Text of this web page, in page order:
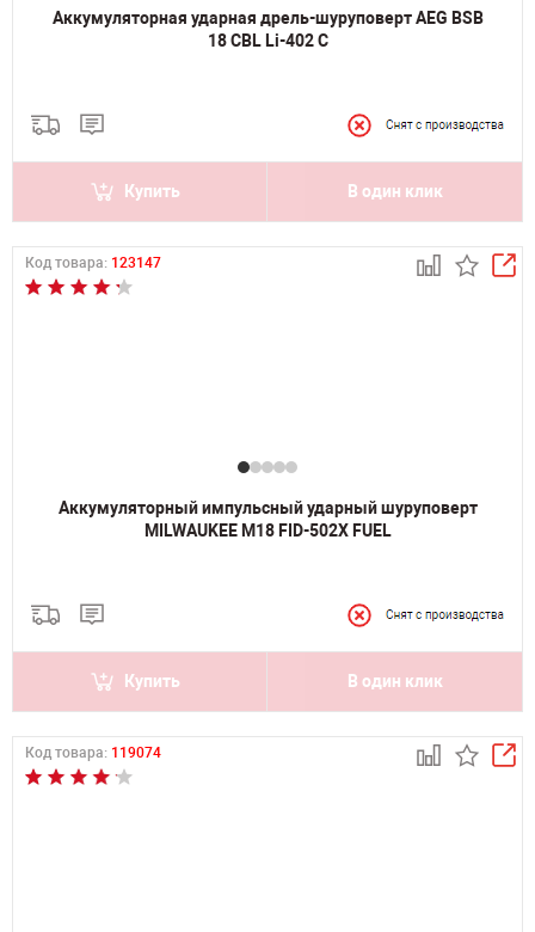
Аккумуляторная ударная дрель-шуруповерт AEG BSB
18 CBL Li-402 C
Купить В один клик
Код товара: 123147
Аккумуляторный импульсный ударный шуруповерт
MILWAUKEE M18 FID-502X FUEL
Купить В один клик
Код товара: 119074